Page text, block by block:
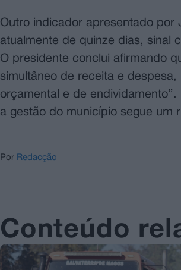
Outro indicador apresentado por
atualmente de quinze dias, sinal
O presidente conclui afirmando
simultâneo de receita e
orçamental e de
a gestão do município segue um
Por Redacção
Conteúdo